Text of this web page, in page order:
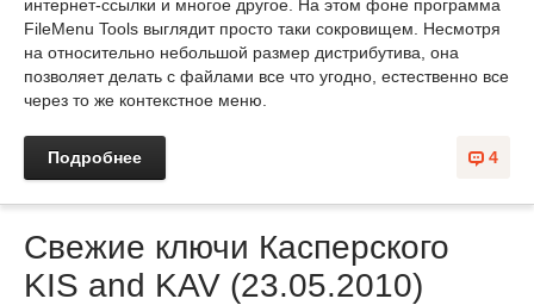
интернет-ссылки и многое другое. На этом фоне программа
FileMenu Tools выглядит просто таки сокровищем. Несмотря
на относительно небольшой размер дистрибутива, она
позволяет делать с файлами все что угодно, естественно все
через то же контекстное меню.
4
Подробнее
Свежие ключи Касперского
KIS and KAV (23.05.2010)